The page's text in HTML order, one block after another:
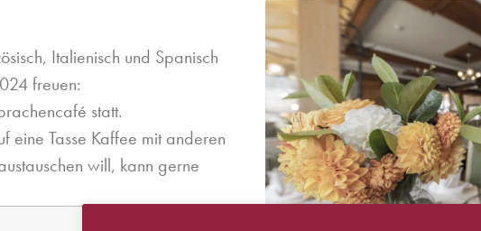
Italienisch und Spanisch
freuen:
statt.
eine Tasse Kaffee mit anderen
will, kann gerne